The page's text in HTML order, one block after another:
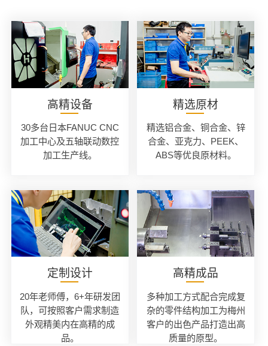
高精设备
30多台日本FANUC CNC
加工中心及五轴联动数控
加工生产线。
精选原材
精选铝合金、铜合金、锌
合金、亚克力、PEEK、
ABS等优良原材料。
定制设计
20年老师傅，6+年研发团
队，可按照客户需求制造
外观精美内在高精的成
品。
高精成品
多种加工方式配合完成复
杂的零件结构加工为梅州
客户的出色产品打造出高
质量的原型。